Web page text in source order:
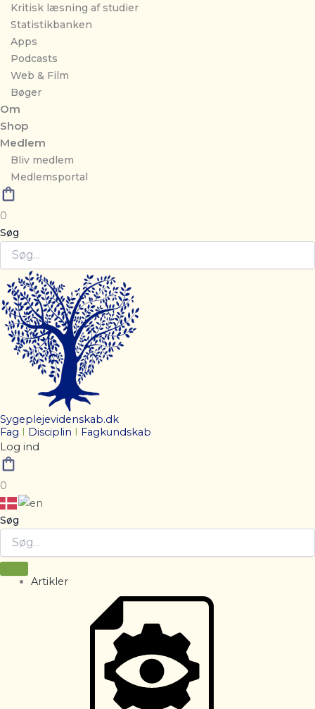
Kritisk læsning af studier
Statistikbanken
Apps
Podcasts
Web & Film
Bøger
Om
Shop
Medlem
Bliv medlem
Medlemsportal
0
Søg
Sygeplejevidenskab.dk
Fag I Disciplin I Fagkundskab
Log ind
0
Søg
Artikler